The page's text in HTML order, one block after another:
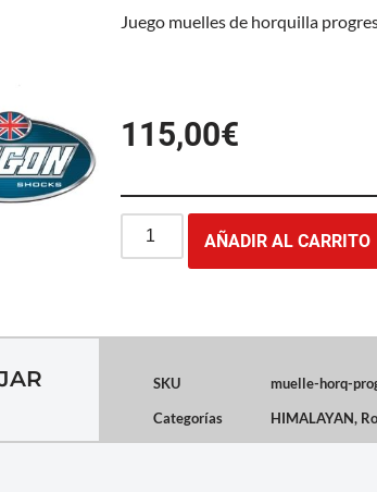
Juego muelles de horquilla
115,00€
AÑADIR AL CARRITO
SKU
muelle-horq-
Categorías
HIMALAYAN,